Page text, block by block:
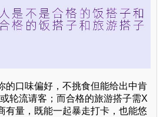
的口味偏好，不挑食但能给出中肯
轮流请客；而合格的旅游搭子需X
有量，既能一起暴走打卡，也能悠